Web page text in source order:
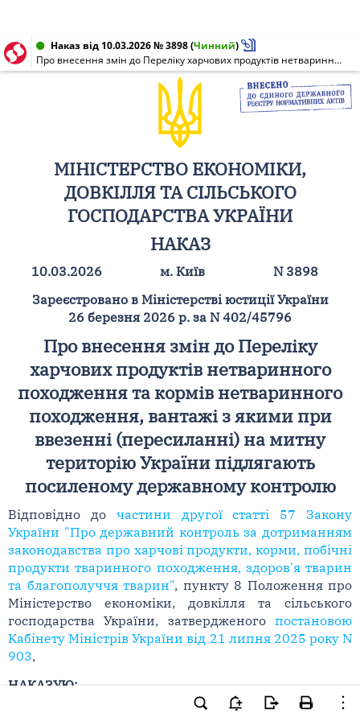
Наказ від 10.03.2026 № 3898(Чинний)
Про внесення змін до Переліку харчових продуктів нетваринного походження та кормів нетваринного походження, вантажі з якими при ввезенні (пересиланні) на митну територію України підлягають посиленому державному контролю